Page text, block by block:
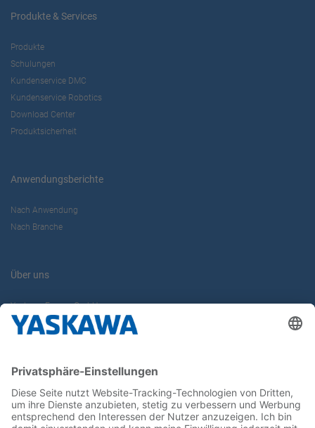
Produkte & Services
Produkte
Schulungen
Kundenservice DMC
Kundenservice Robotics
Download Center
Produktsicherheit
Anwendungsberichte
Nach Anwendung
Nach Branche
Über uns
Yaskawa Europe GmbH
Karriere
Newsletter